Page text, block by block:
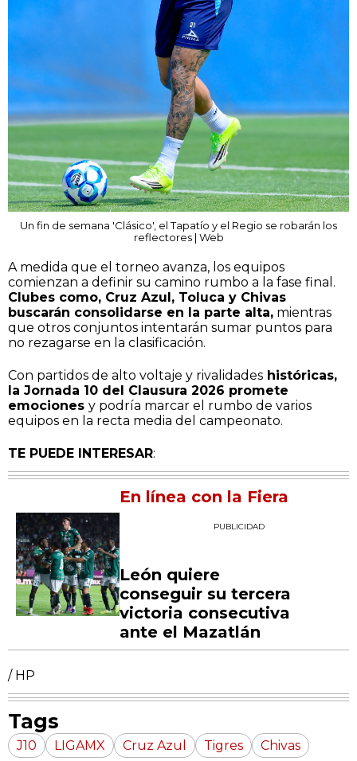
Un fin de semana 'Clásico', el Tapatío y el Regio se robarán los
reflectores | Web
A medida que el torneo avanza, los equipos
comienzan a definir su camino rumbo a la fase final.
Clubes como, Cruz Azul, Toluca y Chivas
buscarán consolidarse en la parte alta, mientras
que otros conjuntos intentarán sumar puntos para
no rezagarse en la clasificación.
Con partidos de alto voltaje y rivalidades históricas,
la Jornada 10 del Clausura 2026 promete
emociones y podría marcar el rumbo de varios
equipos en la recta media del campeonato.
TE PUEDE INTERESAR:
En línea con la Fiera
PUBLICIDAD
León quiere
conseguir su tercera
victoria consecutiva
ante el Mazatlán
/ HP
Tags
J10 LIGAMX Cruz Azul Tigres Chivas